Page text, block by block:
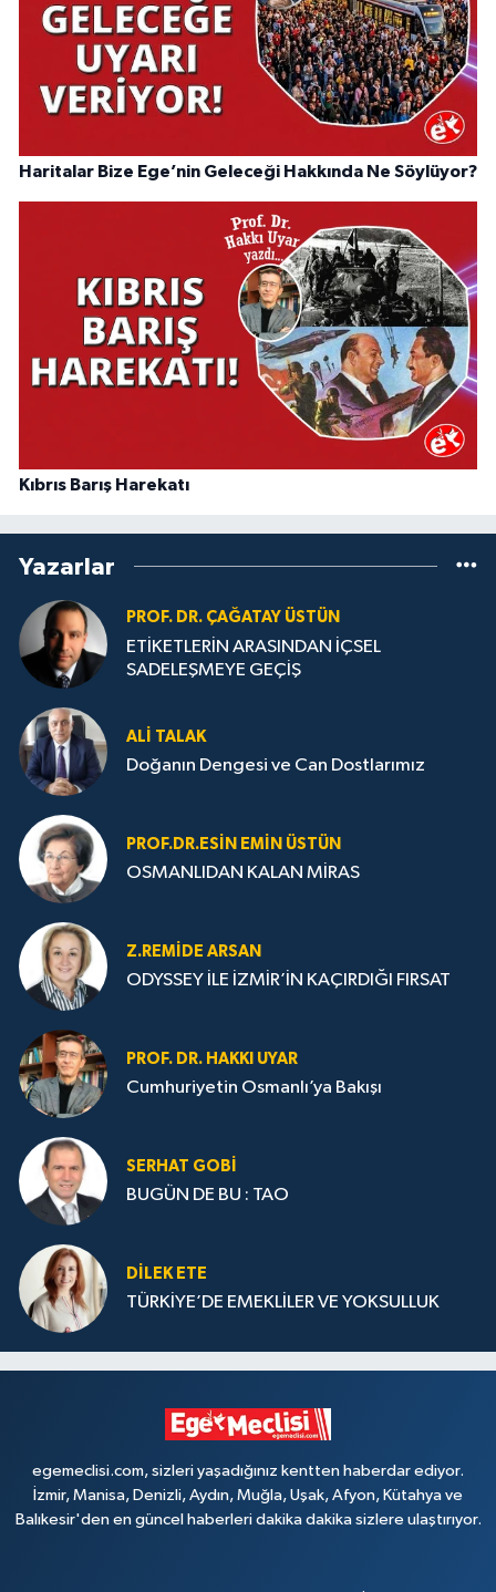
Haritalar Bize Ege’nin Geleceği Hakkında Ne Söylüyor?
Kıbrıs Barış Harekatı
Yazarlar
PROF. DR. ÇAĞATAY ÜSTÜN
ETİKETLERİN ARASINDAN İÇSEL
SADELEŞMEYE GEÇİŞ
ALI TALAK
Doğanın Dengesi ve Can Dostlarımız
PROF.DR.ESIN EMIN ÜSTÜN
OSMANLIDAN KALAN MİRAS
Z.REMIDE ARSAN
ODYSSEY İLE İZMİR’İN KAÇIRDIĞI FIRSAT
PROF. DR. HAKKI UYAR
Cumhuriyetin Osmanlı’ya Bakışı
SERHAT GOBİ
BUGÜN DE BU : TAO
DILEK ETE
TÜRKİYE’DE EMEKLİLER VE YOKSULLUK
egemeclisi.com, sizleri yaşadığınız kentten haberdar ediyor.
İzmir, Manisa, Denizli, Aydın, Muğla, Uşak, Afyon, Kütahya ve
Balıkesir'den en güncel haberleri dakika dakika sizlere ulaştırıyor.